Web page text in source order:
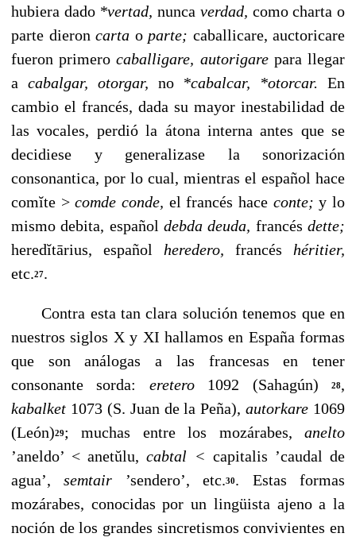
hubiera dado *vertad,nunca verdad, como charta o
parte dieron carta o parte; caballicare, auctoricare
fueron primerocaballigare, autorigare para llegar
a cabalgar, otorgar, no *cabalcar, *otorcar.En
cambio el francés, dada su mayor inestabilidad de
las vocales, perdió la átona interna antes que se
decidiese y generalizase la so­norización
consonantica, por lo cual, mientras el español hace
comĭte >comde conde, el francés hace conte;y lo
mis­mo debita, español debda deuda, francésdette;
heredĭtārius, español heredero, francés héritier,
etc.27.
Contra esta tan clara solución tenemos que en
nuestros siglos X y XI hallamos en España formas
que son análogas a las francesas en tener
consonante sorda: eretero 1092 (Sa­hagún)28,
kabalket 1073 (S. Juan de la Peña),autorkare 1069
(León)29; muchas entre los mozárabes, anelto
’aneldo’ < anetŭlu,cabtal < capitalis ’caudal de
agua’,semtair ’sendero’, etc.30. Estas formas
mozárabes, conocidas por un lingüista ajeno a la
noción de los grandes sincretismos con­vivientes en